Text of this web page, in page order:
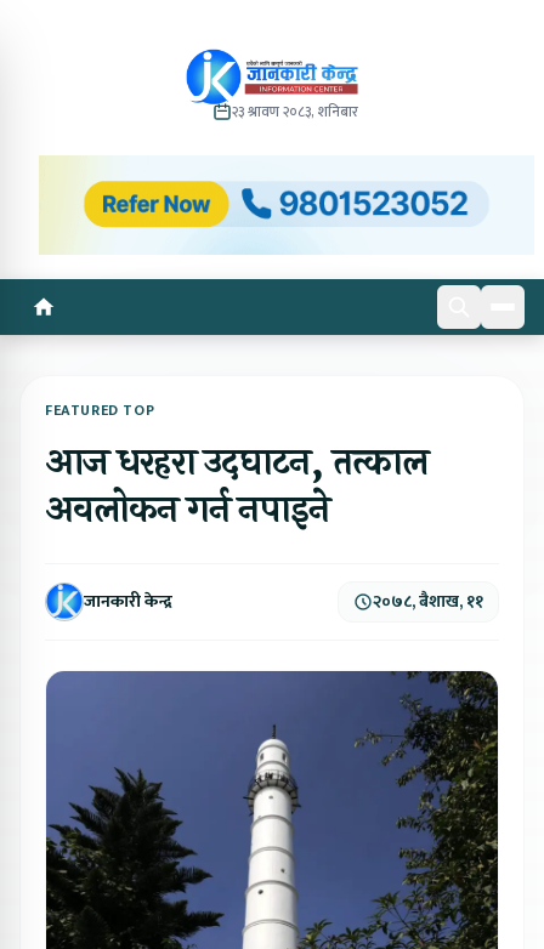
२३ श्रावण २०८३, शनिबार
FEATURED TOP
आज धरहरा उदघाटन, तत्काल
अवलोकन गर्न नपाइने
जानकारी केन्द्र २०७८, बैशाख, ११